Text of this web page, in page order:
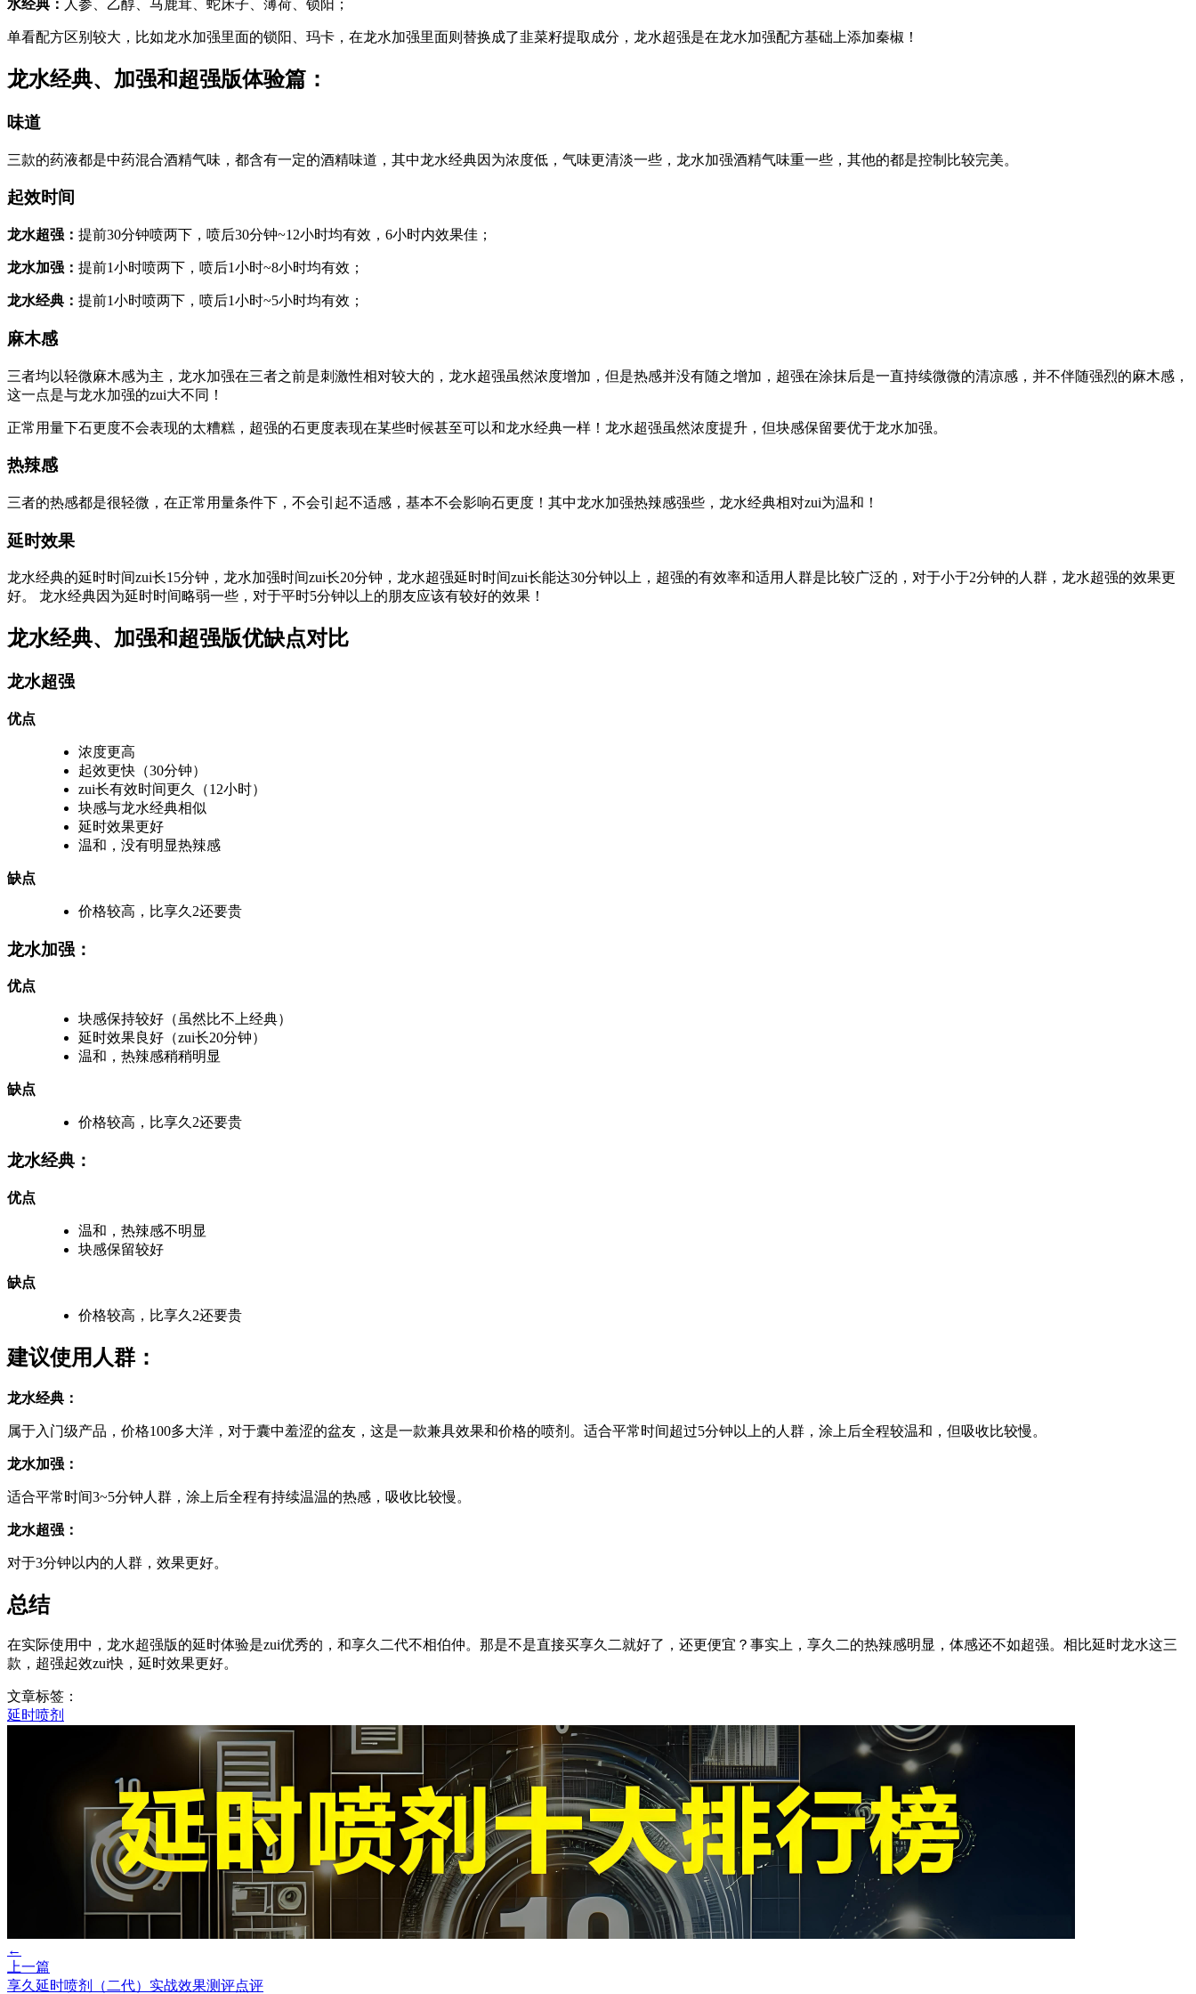
水经典： 人参、乙醇、马鹿茸、蛇床子、薄荷、锁阳；
单看配方区别较大，比如龙水加强里面的锁阳、玛卡，在龙水加强里面则替换成了韭菜籽提取成分，龙水超强是在龙水加强配方基础上添加秦椒！
龙水经典、加强和超强版体验篇：
味道
三款的药液都是中药混合酒精气味，都含有一定的酒精味道，其中龙水经典因为浓度低，气味更清淡一些，龙水加强酒精气味重一些，其他的都是控制比较完美。
起效时间
龙水超强： 提前30分钟喷两下，喷后30分钟~12小时均有效，6小时内效果佳；
龙水加强： 提前1小时喷两下，喷后1小时~8小时均有效；
龙水经典： 提前1小时喷两下，喷后1小时~5小时均有效；
麻木感
三者均以轻微麻木感为主，龙水加强在三者之前是刺激性相对较大的，龙水超强虽然浓度增加，但是热感并没有随之增加，超强在涂抹后是一直持续微微的清凉感，并不伴随强烈的麻木感，
这一点是与龙水加强的zui大不同！
正常用量下石更度不会表现的太糟糕，超强的石更度表现在某些时候甚至可以和龙水经典一样！龙水超强虽然浓度提升，但块感保留要优于龙水加强。
热辣感
三者的热感都是很轻微，在正常用量条件下，不会引起不适感，基本不会影响石更度！其中龙水加强热辣感强些，龙水经典相对zui为温和！
延时效果
龙水经典的延时时间zui长15分钟，龙水加强时间zui长20分钟，龙水超强延时时间zui长能达30分钟以上，超强的有效率和适用人群是比较广泛的，对于小于2分钟的人群，龙水超强的效果更
好。 龙水经典因为延时时间略弱一些，对于平时5分钟以上的朋友应该有较好的效果！
龙水经典、加强和超强版优缺点对比
龙水超强
优点
浓度更高
起效更快（30分钟）
zui长有效时间更久（12小时）
块感与龙水经典相似
延时效果更好
温和，没有明显热辣感
缺点
价格较高，比享久2还要贵
龙水加强：
优点
块感保持较好（虽然比不上经典）
延时效果良好（zui长20分钟）
温和，热辣感稍稍明显
缺点
价格较高，比享久2还要贵
龙水经典：
优点
温和，热辣感不明显
块感保留较好
缺点
价格较高，比享久2还要贵
建议使用人群：
龙水经典：
属于入门级产品，价格100多大洋，对于囊中羞涩的盆友，这是一款兼具效果和价格的喷剂。适合平常时间超过5分钟以上的人群，涂上后全程较温和，但吸收比较慢。
龙水加强：
适合平常时间3~5分钟人群，涂上后全程有持续温温的热感，吸收比较慢。
龙水超强：
对于3分钟以内的人群，效果更好。
总结
在实际使用中，龙水超强版的延时体验是zui优秀的，和享久二代不相伯仲。那是不是直接买享久二就好了，还更便宜？事实上，享久二的热辣感明显，体感还不如超强。相比延时龙水这三
款，超强起效zui快，延时效果更好。
文章标签：
延时喷剂
←
上一篇
享久延时喷剂（二代）实战效果测评点评